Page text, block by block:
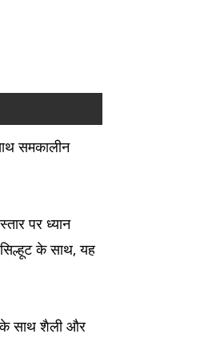
समकालीन
पर ध्यान
के साथ, यह
के साथ शैली और